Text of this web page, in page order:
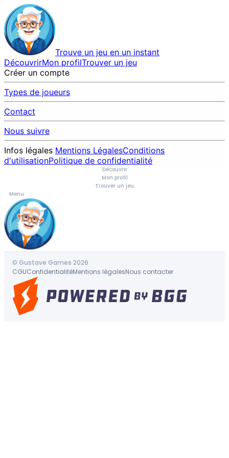
Trouve un jeu en un instant
DécouvrirMon profilTrouver un jeu
Créer un compte
Types de joueurs
Contact
Nous suivre
Infos légales Mentions LégalesConditions
d'utilisationPolitique de confidentialité
Découvrir
Mon profil
Trouver un jeu
Menu
© Gustave Games 2026
CGUConfidentialitéMentions légalesNous contacter